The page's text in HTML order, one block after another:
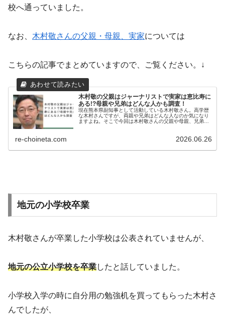
校へ通っていました。
なお、 木村敬さんの父親・母親、実家については
こちらの記事でまとめていますので、ご覧ください。↓
木村敬の父親はジャーナリストで実家は恵比寿に
ある!?母親や兄弟はどんな人かも調査！
現在熊本県副知事として活動している木村敬さん。高学歴
な木村さんですが、両親や兄弟はどんな人なのか気になり
ますよね。そこで今回は木村敬さんの父親や母親、兄弟に
re-choineta.com 2026.06.26
地元の小学校卒業
木村敬さんが卒業した小学校は公表されていませんが、
地元の公立小学校を卒業したと話していました。
小学校入学の時に自分用の勉強机を買ってもらった木村さ
んでしたが、